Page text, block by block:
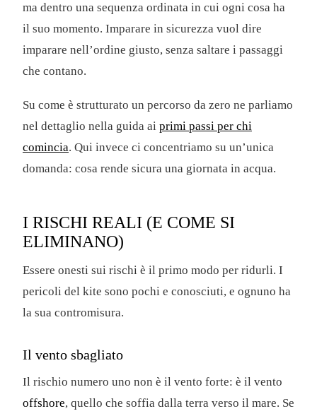
ma dentro una sequenza ordinata in cui ogni cosa ha
il suo momento. Imparare in sicurezza vuol dire
imparare nell’ordine giusto, senza saltare i passaggi
che contano.
Su come è strutturato un percorso da zero ne parliamo
nel dettaglio nella guida ai primi passi per chi
comincia. Qui invece ci concentriamo su un’unica
domanda: cosa rende sicura una giornata in acqua.
I RISCHI REALI (E COME SI
ELIMINANO)
Essere onesti sui rischi è il primo modo per ridurli. I
pericoli del kite sono pochi e conosciuti, e ognuno ha
la sua contromisura.
Il vento sbagliato
Il rischio numero uno non è il vento forte: è il vento
offshore, quello che soffia dalla terra verso il mare. Se